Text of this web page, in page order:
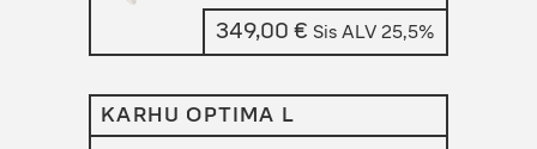
349,00 € Sis ALV 25,5%
KARHU OPTIMA L